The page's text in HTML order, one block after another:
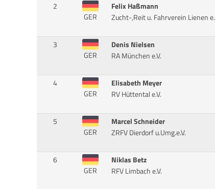
2
GER
Felix Haßmann
Zucht-,Reit u. Fahrverein Lienen e.
3
GER
Denis Nielsen
RA München e.V.
4
GER
Elisabeth Meyer
RV Hüttental e.V.
5
GER
Marcel Schneider
ZRFV Dierdorf u.Umg.e.V.
6
GER
Niklas Betz
RFV Limbach e.V.